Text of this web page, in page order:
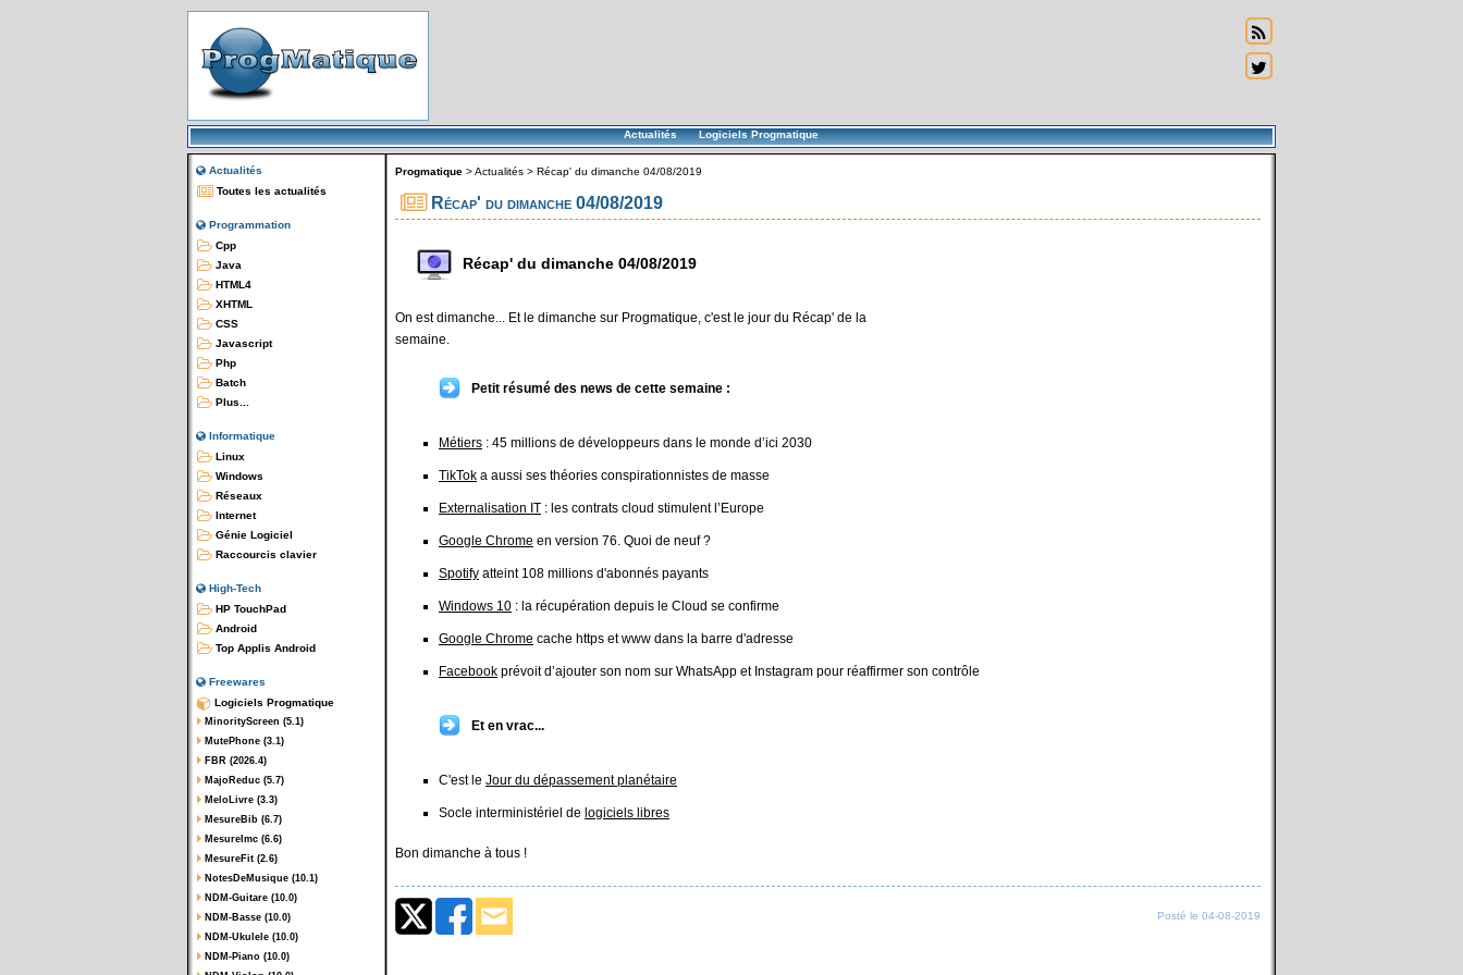
Actualités Logiciels Progmatique
Actualités
Toutes les actualités
Programmation
Cpp
Java
HTML4
XHTML
CSS
Javascript
Php
Batch
Plus...
Informatique
Linux
Windows
Réseaux
Internet
Génie Logiciel
Raccourcis clavier
High-Tech
HP TouchPad
Android
Top Applis Android
Freewares
Logiciels Progmatique
MinorityScreen (5.1)
MutePhone (3.1)
FBR (2026.4)
MajoReduc (5.7)
MeloLivre (3.3)
MesureBib (6.7)
MesureImc (6.6)
MesureFit (2.6)
NotesDeMusique (10.1)
NDM-Guitare (10.0)
NDM-Basse (10.0)
NDM-Ukulele (10.0)
NDM-Piano (10.0)
Progmatique >Actualités > Récap' du dimanche 04/08/2019
Récap' du dimanche 04/08/2019
Récap' du dimanche 04/08/2019
On est dimanche... Et le dimanche sur Progmatique, c'est le jour du Récap' de la
semaine.
Petit résumé des news de cette semaine :
Métiers : 45 millions de développeurs dans le monde d’ici 2030
TikTok a aussi ses théories conspirationnistes de masse
Externalisation IT : les contrats cloud stimulent l’Europe
Google Chrome en version 76. Quoi de neuf ?
Spotify atteint 108 millions d'abonnés payants
Windows 10 : la récupération depuis le Cloud se confirme
Google Chrome cache https et www dans la barre d'adresse
Facebook prévoit d’ajouter son nom sur WhatsApp et Instagram pour réaffirmer son contrôle
Et en vrac...
C'est le Jour du dépassement planétaire
Socle interministériel de logiciels libres
Bon dimanche à tous !
Posté le 04-08-2019